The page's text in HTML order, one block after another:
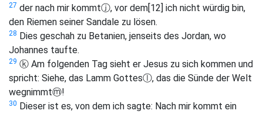
27 der nach mir kommtⓙ, vor dem[12] ich nicht würdig bin,
den Riemen seiner Sandale zu lösen.
28 Dies geschah zu Betanien, jenseits des Jordan, wo
Johannes taufte.
29 ⓚ Am folgenden Tag sieht er Jesus zu sich kommen und
spricht: Siehe, das Lamm Gottesⓛ, das die Sünde der Welt
wegnimmtⓜ!
30 Dieser ist es, von dem ich sagte: Nach mir kommt ein